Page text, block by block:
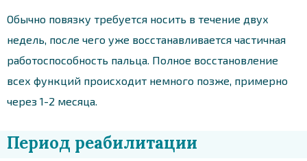
Обычно повязку требуется носить в течение двух
недель, после чего уже восстанавливается частичная
работоспособность пальца. Полное восстановление
всех функций происходит немного позже, примерно
через 1-2 месяца.
Период реабилитации